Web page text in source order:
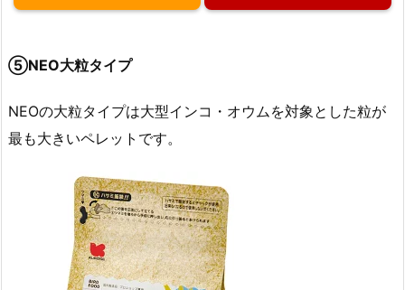
⑤NEO大粒タイプ
NEOの大粒タイプは大型インコ・オウムを対象とした粒が
最も大きいペレットです。